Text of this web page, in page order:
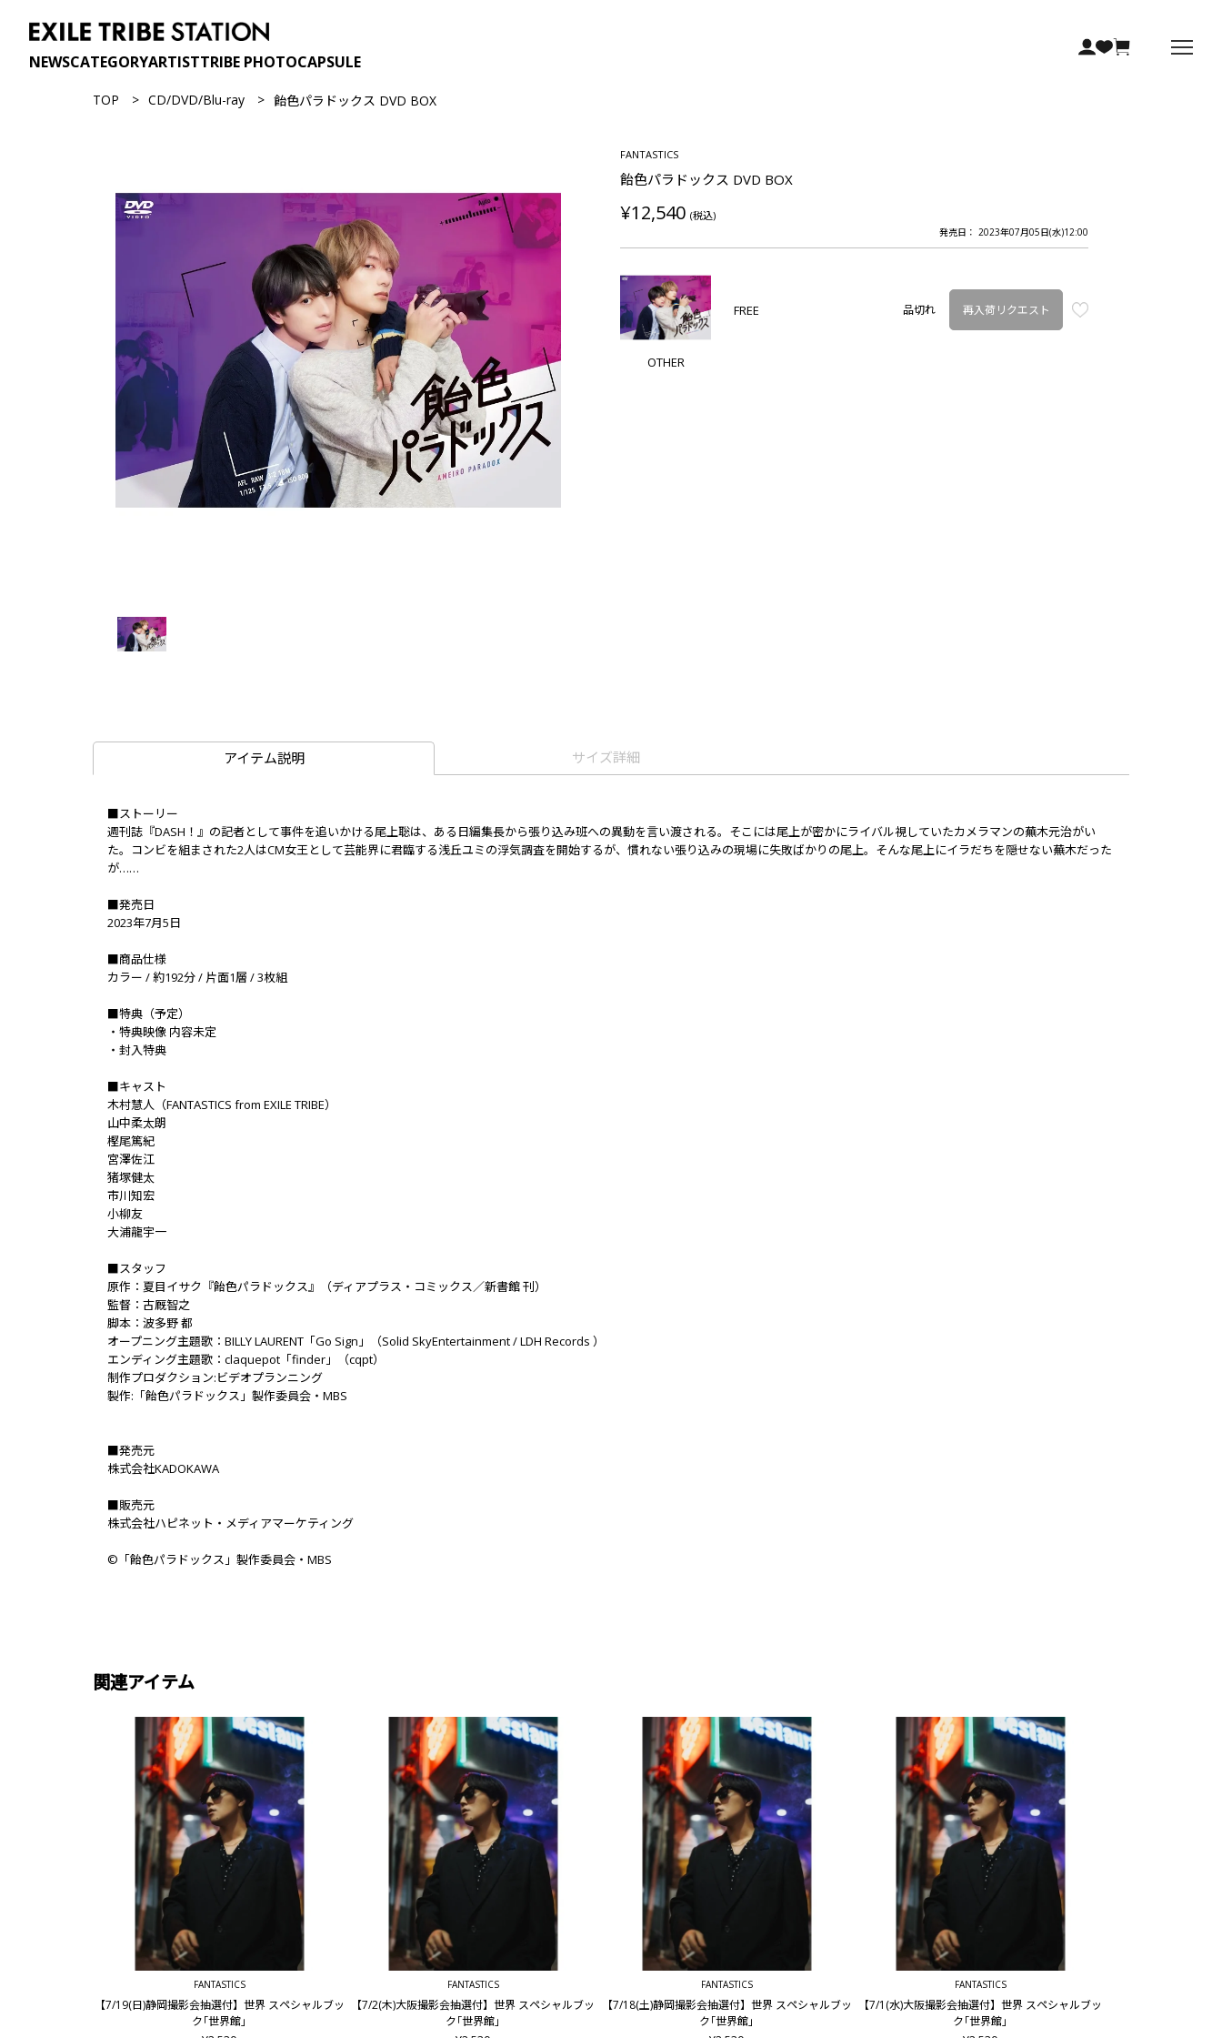
NEWSCATEGORYARTISTTRIBE PHOTOCAPSULE
TOP CD/DVD/Blu-ray 飴色パラドックス DVD BOX
FANTASTICS
飴色パラドックス DVD BOX
¥12,540 (税込)
発売日： 2023年07月05日(水)12:00
OTHER
FREE 品切れ 再入荷リクエスト
アイテム説明 サイズ詳細
■ストーリー
週刊誌『DASH！』の記者として事件を追いかける尾上聡は、ある日編集長から張り込み班への異動を言い渡される。そこには尾上が密かにライバル視していたカメラマンの蕪木元治がい
た。コンビを組まされた2人はCM女王として芸能界に君臨する浅丘ユミの浮気調査を開始するが、慣れない張り込みの現場に失敗ばかりの尾上。そんな尾上にイラだちを隠せない蕪木だった
が……
■発売日
2023年7月5日
■商品仕様
カラー / 約192分 / 片面1層 / 3枚組
■特典（予定）
・特典映像 内容未定
・封入特典
■キャスト
木村慧人（FANTASTICS from EXILE TRIBE）
山中柔太朗
樫尾篤紀
宮澤佐江
猪塚健太
市川知宏
小柳友
大浦龍宇一
■スタッフ
原作：夏目イサク『飴色パラドックス』（ディアプラス・コミックス／新書館 刊）
監督：古厩智之
脚本：波多野 都
オープニング主題歌：BILLY LAURENT「Go Sign」（Solid SkyEntertainment / LDH Records ）
エンディング主題歌：claquepot「finder」（cqpt）
制作プロダクション:ビデオプランニング
製作:「飴色パラドックス」製作委員会・MBS
■発売元
株式会社KADOKAWA
■販売元
株式会社ハピネット・メディアマーケティング
©「飴色パラドックス」製作委員会・MBS
関連アイテム
FANTASTICS
【7/19(日)静岡撮影会抽選付】世界 スペシャルブッ
ク｢世界館｣
FANTASTICS
【7/2(木)大阪撮影会抽選付】世界 スペシャルブッ
ク｢世界館｣
FANTASTICS
【7/18(土)静岡撮影会抽選付】世界 スペシャルブッ
ク｢世界館｣
FANTASTICS
【7/1(水)大阪撮影会抽選付】世界 スペシャルブッ
ク｢世界館｣